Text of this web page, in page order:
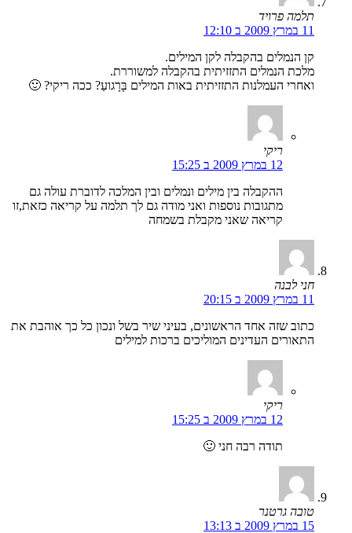
תלמה פרויד
11 במרץ 2009 ב 12:10
קן הנמלים בהקבלה לקן המילים.
מלכת הנמלים התזזיתית בהקבלה למשוררת.
ואחרי העמלנות התזזיתית באות המילים בָּרָגועַ? ככה ריקי? 🙂
ריקי
12 במרץ 2009 ב 15:25
ההקבלה בין מילים ונמלים ובין המלכה לדוברת עולה גם
מתגובות נוספות ואני מודה גם לך תלמה על קריאה כזאת,זו
קריאה שאני מקבלת בשמחה
חני לבנה
11 במרץ 2009 ב 20:15
כתוב שזה אחד הראשונים, בעיני שיר בשל ונכון כל כך אוהבת את
התאורים העדינים המוליכים ברכות למילים
ריקי
12 במרץ 2009 ב 15:25
תודה רבה חני 🙂
טובה גרטנר
15 במרץ 2009 ב 13:13